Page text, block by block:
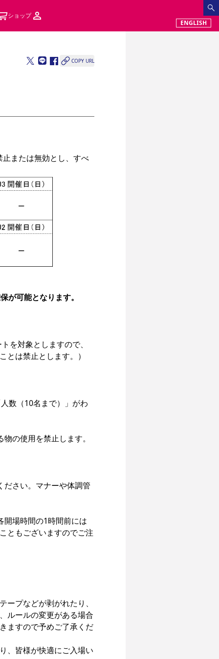
ショップ
ENGLISH
COPY URL
または無効とし、すべ
が可能となります。
を対象としますので、
は禁止とします。）
数（10名まで）」がわ
の使用を禁止します。
ださい。マナーや体調管
開場時間の1時間前には
ともございますのでご注
プなどが剥がれたり、
ルールの変更がある場合
ますので予めご了承くだ
、皆様が快適にご入場い